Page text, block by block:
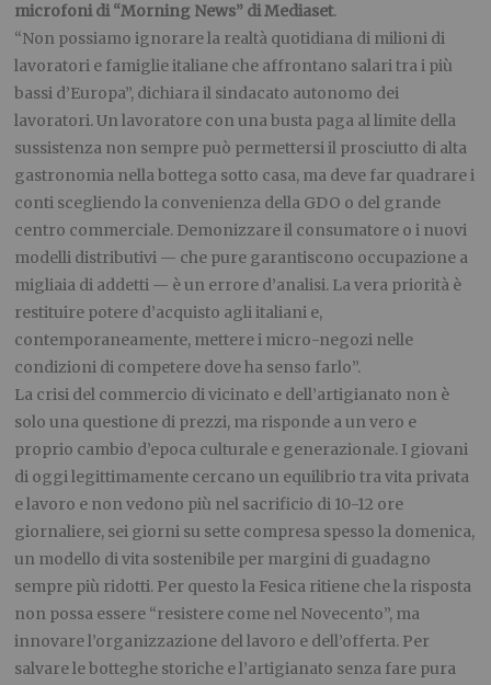
microfoni di “Morning News” di Mediaset.
“Non possiamo ignorare la realtà quotidiana di milioni di
lavoratori e famiglie italiane che affrontano salari tra i più
bassi d’Europa”, dichiara il sindacato autonomo dei
lavoratori. Un lavoratore con una busta paga al limite della
sussistenza non sempre può permettersi il prosciutto di alta
gastronomia nella bottega sotto casa, ma deve far quadrare i
conti scegliendo la convenienza della GDO o del grande
centro commerciale. Demonizzare il consumatore o i nuovi
modelli distributivi — che pure garantiscono occupazione a
migliaia di addetti — è un errore d’analisi. La vera priorità è
restituire potere d’acquisto agli italiani e,
contemporaneamente, mettere i micro-negozi nelle
condizioni di competere dove ha senso farlo”.
La crisi del commercio di vicinato e dell’artigianato non è
solo una questione di prezzi, ma risponde a un vero e
proprio cambio d’epoca culturale e generazionale. I giovani
di oggi legittimamente cercano un equilibrio tra vita privata
e lavoro e non vedono più nel sacrificio di 10-12 ore
giornaliere, sei giorni su sette compresa spesso la domenica,
un modello di vita sostenibile per margini di guadagno
sempre più ridotti. Per questo la Fesica ritiene che la risposta
non possa essere “resistere come nel Novecento”, ma
innovare l’organizzazione del lavoro e dell’offerta. Per
salvare le botteghe storiche e l’artigianato senza fare pura